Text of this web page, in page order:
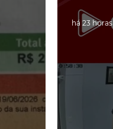
há 23 horas